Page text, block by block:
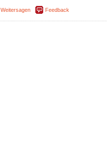
Weitersagen Feedback